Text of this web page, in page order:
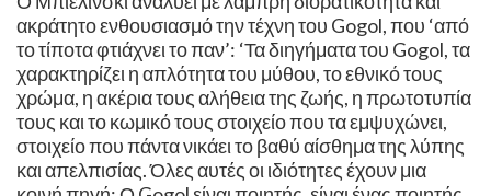
ακράτητο ενθουσιασμό την τέχνη του Gogol, που ‘από
το τίποτα φτιάχνει το παν’: ‘Τα διηγήματα του Gogol, τα
χαρακτηρίζει η απλότητα του μύθου, το εθνικό τους
χρώμα, η ακέρια τους αλήθεια της ζωής, η πρωτοτυπία
τους και το κωμικό τους στοιχείο που τα εμψυχώνει,
στοιχείο που πάντα νικάει το βαθύ αίσθημα της λύπης
και απελπισίας. Όλες αυτές οι ιδιότητες έχουν μια